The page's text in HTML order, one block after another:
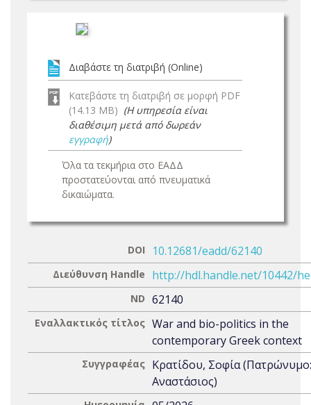
Διαβάστε τη διατριβή (Online)
Κατεβάστε τη διατριβή σε μορφή PDF
(14.13 MB) (Η υπηρεσία είναι
διαθέσιμη μετά από δωρεάν
εγγραφή)
Όλα τα τεκμήρια στο ΕΑΔΔ
προστατεύονται από πνευματικά
δικαιώματα.
DOI 10.12681/eadd/62140
Διεύθυνση Handle http://hdl.handle.net/10442/
ND 62140
Εναλλακτικός τίτλος War and bio-politics in the
contemporary Greek context
Συγγραφέας Κρατίδου, Σοφία (Πατρώνυμο:
Αναστάσιος)